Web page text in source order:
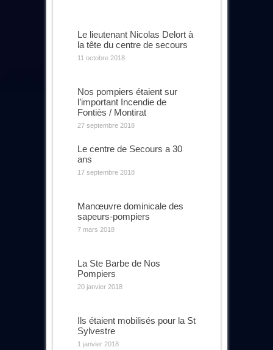
Le lieutenant Nicolas Delort à
la tête du centre de secours
11 octobre 2018
Nos pompiers étaient sur
l’important Incendie de
Fontiès / Montirat
27 septembre 2018
Le centre de Secours a 30
ans
17 septembre 2018
Manœuvre dominicale des
sapeurs-pompiers
7 mars 2018
La Ste Barbe de Nos
Pompiers
20 janvier 2018
Ils étaient mobilisés pour la St
Sylvestre
1 janvier 2018